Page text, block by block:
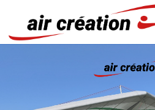
Panneau de gestion des cookies